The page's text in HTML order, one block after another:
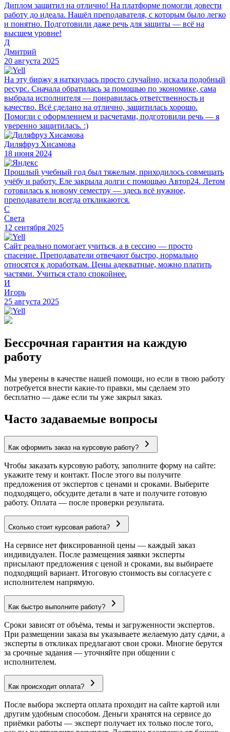
Диплом защитил на отлично! На платформе помогли довести
работу до идеала. Нашёл преподавателя, с которым было легко
и понятно. Подготовили даже речь для защиты — всё на
высшем уровне!
Д
Дмитрий
20 августа 2025
На эту биржу я наткнулась просто случайно, искала подобный
ресурс. Сначала обратилась за помощью по экономике, сама
выбрала исполнителя — понравилась ответственность и
качество. Всё сделано на отлично, защитилась хорошо.
Помогли с оформлением и расчетами, подготовили речь — я
уверенно защитилась. :)
Диляфруз Хисамова
18 июня 2024
Прошлый учебный год был тяжелым, приходилось совмещать
учёбу и работу. Еле закрыла долги с помощью Автор24. Летом
готовилась к новому семестру — здесь всё нужное,
преподаватели всегда откликаются.
С
Света
12 сентября 2025
Сайт реально помогает учиться, а в сессию — просто
спасение. Преподаватели отвечают быстро, нормально
относятся к доработкам. Цены адекватные, можно платить
частями. Учиться стало спокойнее.
И
Игорь
25 августа 2025
Бессрочная гарантия на каждую
работу
Мы уверены в качестве нашей помощи, но если в твою работу
потребуется внести какие-то правки, мы сделаем это
бесплатно — даже если ты уже закрыл заказ.
Часто задаваемые вопросы
Как оформить заказ на курсовую работу?
Чтобы заказать курсовую работу, заполните форму на сайте:
укажите тему и контакт. После этого вы получите
предложения от экспертов с ценами и сроками. Выберите
подходящего, обсудите детали в чате и получите готовую
работу. Оплата — после проверки результата.
Сколько стоит курсовая работа?
На сервисе нет фиксированной цены — каждый заказ
индивидуален. После размещения заявки эксперты
присылают предложения с ценой и сроками, вы выбираете
подходящий вариант. Итоговую стоимость вы согласуете с
исполнителем напрямую.
Как быстро выполните работу?
Сроки зависят от объёма, темы и загруженности экспертов.
При размещении заказа вы указываете желаемую дату сдачи, а
эксперты в откликах предлагают свои сроки. Многие берутся
за срочные задания — уточняйте при общении с
исполнителем.
Как происходит оплата?
После выбора эксперта оплата проходит на сайте картой или
другим удобным способом. Деньги хранятся на сервисе до
приёмки работы — эксперт получает их только после того,